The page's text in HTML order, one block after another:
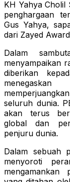
KH Yahya Cholil
penghargaan
Gus Yahya,
dari Zayed
Dalam
menyampaikan
diberikan
seluruh dunia.
akan terus
global dan
penjuru dunia.
Dalam sebuah
menyoroti
mengamankan